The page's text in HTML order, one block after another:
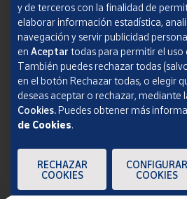
Aviso legal
Condiciones del servicio
Política de Privacidad Web
Informe de transparencia
SOCIEDAD ESTATAL CORREOS Y
y de terceros con la finalidad de
elaborar información estadística,
navegación y servir publicidad
en Aceptar todas para permitir el uso
También puedes rechazar todas
en el botón Rechazar todas, o elegir
deseas aceptar o rechazar, mediante
Cookies.Puedes obtener más
de Cookies.
RECHAZAR
COOKIES
CONFIGURAR
COOKIES